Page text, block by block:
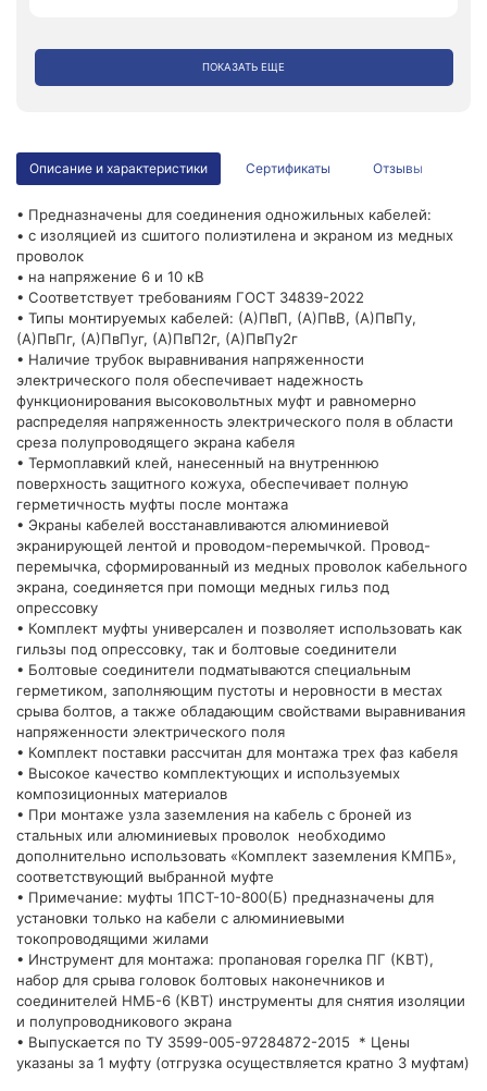
ПОКАЗАТЬ ЕЩЕ
Описание и характеристики Сертификаты Отзывы
• Предназначены для соединения одножильных кабелей:
• с изоляцией из сшитого полиэтилена и экраном из медных
проволок
• на напряжение 6 и 10 кВ
• Соответствует требованиям ГОСТ 34839-2022
• Типы монтируемых кабелей: (А)ПвП, (А)ПвВ, (А)ПвПу,
(А)ПвПг, (А)ПвПуг, (А)ПвП2г, (А)ПвПу2г
• Наличие трубок выравнивания напряженности
электрического поля обеспечивает надежность
функционирования высоковольтных муфт и равномерно
распределяя напряженность электрического поля в области
среза полупроводящего экрана кабеля
• Термоплавкий клей, нанесенный на внутреннюю
поверхность защитного кожуха, обеспечивает полную
герметичность муфты после монтажа
• Экраны кабелей восстанавливаются алюминиевой
экранирующей лентой и проводом-перемычкой. Провод-
перемычка, сформированный из медных проволок кабельного
экрана, соединяется при помощи медных гильз под
опрессовку
• Комплект муфты универсален и позволяет использовать как
гильзы под опрессовку, так и болтовые соединители
• Болтовые соединители подматываются специальным
герметиком, заполняющим пустоты и неровности в местах
срыва болтов, а также обладающим свойствами выравнивания
напряженности электрического поля
• Комплект поставки рассчитан для монтажа трех фаз кабеля
• Высокое качество комплектующих и используемых
композиционных материалов
• При монтаже узла заземления на кабель с броней из
стальных или алюминиевых проволок необходимо
дополнительно использовать «Комплект заземления КМПБ»,
соответствующий выбранной муфте
• Примечание: муфты 1ПСТ-10-800(Б) предназначены для
установки только на кабели с алюминиевыми
токопроводящими жилами
• Инструмент для монтажа: пропановая горелка ПГ (КВТ),
набор для срыва головок болтовых наконечников и
соединителей НМБ-6 (КВТ) инструменты для снятия изоляции
и полупроводникового экрана
• Выпускается по ТУ 3599-005-97284872-2015 * Цены
указаны за 1 муфту (отгрузка осуществляется кратно 3 муфтам)